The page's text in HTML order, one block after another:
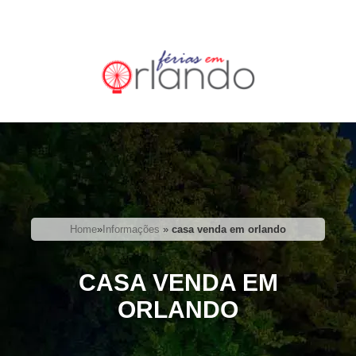
Home» Informações » casa venda em orlando
CASA VENDA EM
ORLANDO